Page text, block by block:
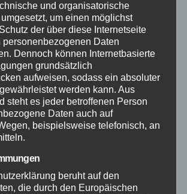
und organisatorische
um einen möglichst
der über diese Internetseite
personenbezogenen Daten
Dennoch können Internetbasierte
grundsätzlich
aufweisen, sodass ein absoluter
werden kann. Aus
steht es jeder betroffenen Person
Daten auch auf
beispielsweise telefonisch, an
beruht auf den
die durch den Europäischen